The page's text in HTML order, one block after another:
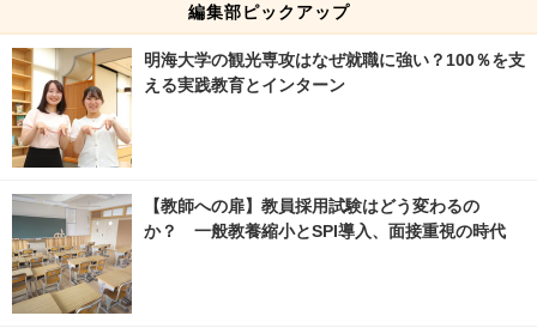
編集部ピックアップ
明海大学の観光専攻はなぜ就職に強い？100％を支
える実践教育とインターン
【教師への扉】教員採用試験はどう変わるの
か？ 一般教養縮小とSPI導入、面接重視の時代